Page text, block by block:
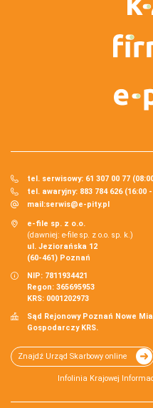
tel. serwisowy: 61 307 00 77
tel. awaryjny: 883 784 626 (16:00
mail:serwis@e-pity.pl
e-file sp. z o.o.
(dawniej: e-file sp. z o.o. sp. k.)
ul. Jeziorańska 12
(60-461) Poznań
NIP: 7811934421
Regon: 365695953
KRS: 0001202973
Sąd Rejonowy Poznań Nowe
Gospodarczy KRS.
Znajdź Urząd Skarbowy online
Infolinia Krajowej